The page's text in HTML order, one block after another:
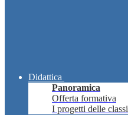
Didattica
Panoramica
Offerta formativa
I progetti delle classi